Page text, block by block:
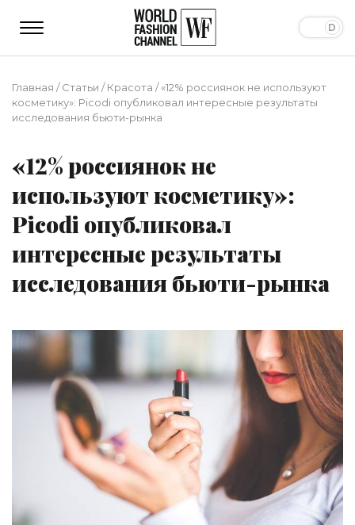
Главная /Статьи /Красота /«12% россиянок не используют
косметику»: Picodi опубликовал интересные результаты
исследования бьюти-рынка
«12% россиянок не
используют косметику»:
Picodi опубликовал
интересные результаты
исследования бьюти-рынка